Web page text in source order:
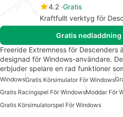
4.2 Gratis
Kraftfullt verktyg för
Gratis
Freeride Extremness för Descenders
designad för Windows-användare.
erbjuder spelare en rad funktioner
WindowsGratis Körsimulator För Windows
Gratis Racingspel För WindowsModdar För
Gratis Körsimulatorspel För Windows